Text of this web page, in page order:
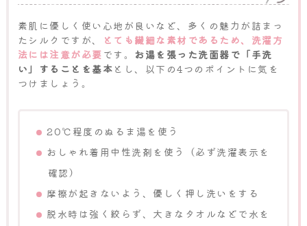
素肌に優しく使い心地が良いなど、多くの魅力が詰まっ
たシルクですが、
とても繊細な素材であるため、洗濯方
法には注意が必要 です。 お湯を張った洗面器で「手洗
い」することを基本 とし、以下の4つのポイントに気を
つけましょう。
20℃程度のぬるま湯を使う
おしゃれ着用中性洗剤を使う（必ず洗濯表示を
確認）
摩擦が起きないよう、優しく押し洗いをする
脱水時は強く絞らず、大きなタオルなどで水を